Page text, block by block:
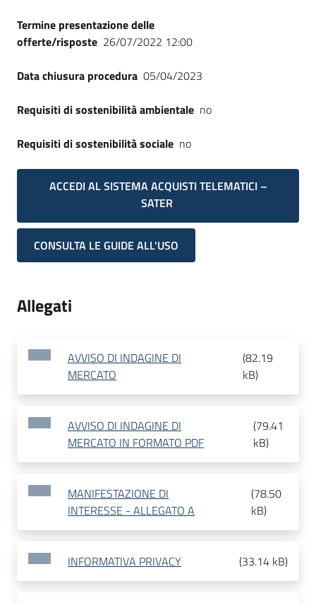
Termine presentazione delle
offerte/risposte 26/07/2022 12:00
Data chiusura procedura 05/04/2023
Requisiti di sostenibilità ambientale no
Requisiti di sostenibilità sociale no
ACCEDI AL SISTEMA ACQUISTI TELEMATICI –
SATER
CONSULTA LE GUIDE ALL'USO
Allegati
AVVISO DI INDAGINE DI
MERCATO
(82.19
kB)
AVVISO DI INDAGINE DI
MERCATO IN FORMATO PDF
(79.41
kB)
MANIFESTAZIONE DI
INTERESSE - ALLEGATO A
(78.50
kB)
INFORMATIVA PRIVACY (33.14 kB)